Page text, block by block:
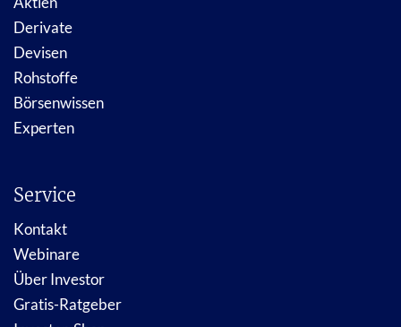
Derivate
Devisen
Rohstoffe
Börsenwissen
Experten
Service
Kontakt
Webinare
Über Investor
Gratis-Ratgeber